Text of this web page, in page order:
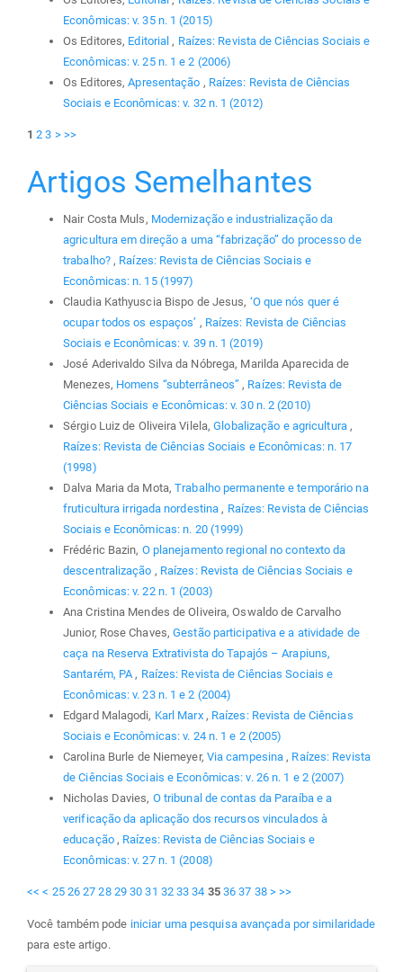
Econômicas: v. 35 n. 1 (2015)
Os Editores, Editorial, Raízes: Revista de Ciências Sociais e
Econômicas: v. 25 n. 1 e 2 (2006)
Os Editores,Apresentação , Raízes: Revista de Ciências
Sociais e Econômicas: v. 32 n. 1 (2012)
1 2 3 > >>
Artigos Semelhantes
Nair Costa Muls, Modernização e industrialização da
agricultura em direção a uma “fabrização” do processo de
trabalho? , Raízes: Revista de Ciências Sociais e
Econômicas: n. 15 (1997)
Claudia Kathyuscia Bispo de Jesus, ‘O que nós quer é
ocupar todos os espaços’ , Raízes: Revista de Ciências
Sociais e Econômicas: v. 39 n. 1 (2019)
José Aderivaldo Silva da Nóbrega, Marilda Aparecida de
Menezes, Homens “subterrâneos”, Raízes: Revista de
Ciências Sociais e Econômicas: v. 30 n. 2 (2010)
Sérgio Luiz de Oliveira Vilela,Globalização e agricultura ,
Raízes: Revista de Ciências Sociais e Econômicas: n. 17
(1998)
Dalva Maria da Mota,Trabalho permanente e temporário na
fruticultura irrigada nordestina, Raízes: Revista de Ciências
Sociais e Econômicas: n. 20 (1999)
Frédéric Bazin, O planejamento regional no contexto da
descentralização , Raízes: Revista de Ciências Sociais e
Econômicas: v. 22 n. 1 (2003)
Ana Cristina Mendes de Oliveira, Oswaldo de Carvalho
Junior, Rose Chaves,Gestão participativa e a atividade de
caça na Reserva Extrativista do Tapajós – Arapiuns,
Santarém, PA, Raízes: Revista de Ciências Sociais e
Econômicas: v. 23 n. 1 e 2 (2004)
Edgard Malagodi, Karl Marx , Raízes: Revista de Ciências
Sociais e Econômicas: v. 24 n. 1 e 2 (2005)
Carolina Burle de Niemeyer, Via campesina, Raízes: Revista
de Ciências Sociais e Econômicas: v. 26 n. 1 e 2 (2007)
Nicholas Davies, O tribunal de contas da Paraíba e a
verificação da aplicação dos recursos vinculados à
educação , Raízes: Revista de Ciências Sociais e
Econômicas: v. 27 n. 1 (2008)
<< < 25 26 27 28 29 30 31 32 33 34 35 36 37 38 > >>
Você também pode iniciar uma pesquisa avançada por similaridade
para este artigo.